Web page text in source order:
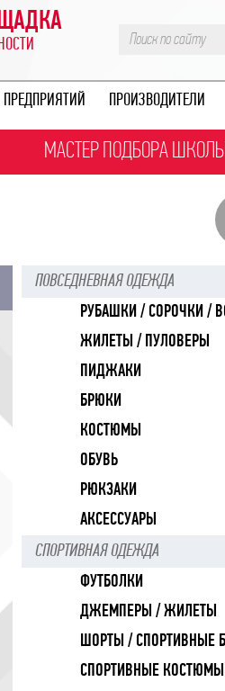
ПРЕДПРИЯТИЙ ПРОИЗВОДИТЕЛИ
МАСТЕР ПОДБОРА
ПОВСЕДНЕВНАЯ ОДЕЖДА
РУБАШКИ / СОРОЧКИ /
ЖИЛЕТЫ / ПУЛОВЕРЫ
ПИДЖАКИ
БРЮКИ
КОСТЮМЫ
ОБУВЬ
РЮКЗАКИ
АКСЕССУАРЫ
СПОРТИВНАЯ ОДЕЖДА
ФУТБОЛКИ
ДЖЕМПЕРЫ / ЖИЛЕТЫ
ШОРТЫ / СПОРТИВНЫЕ
СПОРТИВНЫЕ КОСТЮМЫ